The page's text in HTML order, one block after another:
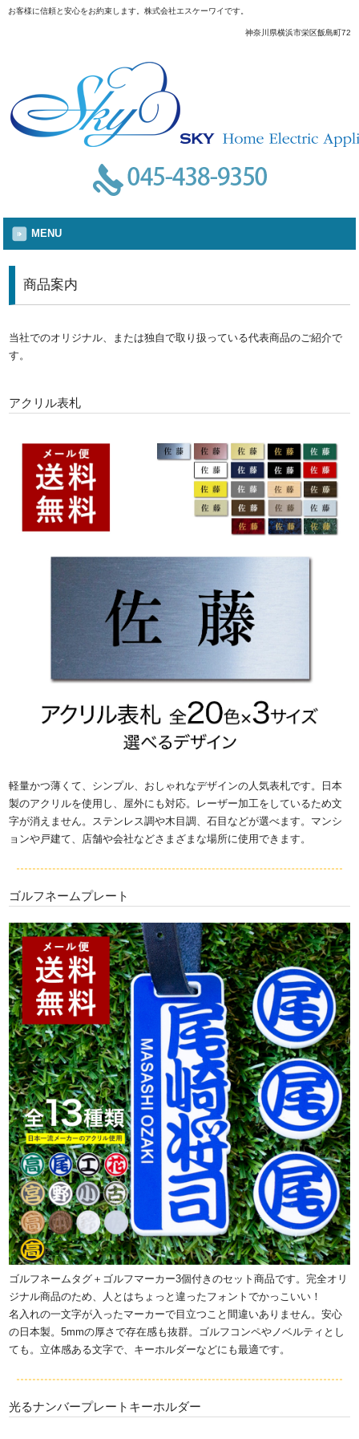
お客様に信頼と安心をお約束します。株式会社エスケーワイです。
神奈川県横浜市栄区飯島町72
MENU
商品案内
当社でのオリジナル、または独自で取り扱っている代表商品のご紹介で
す。
アクリル表札
軽量かつ薄くて、シンプル、おしゃれなデザインの人気表札です。日本
製のアクリルを使用し、屋外にも対応。レーザー加工をしているため文
字が消えません。ステンレス調や木目調、石目などが選べます。マンシ
ョンや戸建て、店舗や会社などさまざまな場所に使用できます。
ゴルフネームプレート
ゴルフネームタグ＋ゴルフマーカー3個付きのセット商品です。完全オリ
ジナル商品のため、人とはちょっと違ったフォントでかっこいい！
名入れの一文字が入ったマーカーで目立つこと間違いありません。安心
の日本製。5mmの厚さで存在感も抜群。ゴルフコンペやノベルティとし
ても。立体感ある文字で、キーホルダーなどにも最適です。
光るナンバープレートキーホルダー